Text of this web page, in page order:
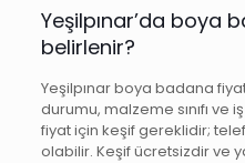
Yeşilpınar’da boya
belirlenir?
Yeşilpınar boya badana
durumu, malzeme sınıfı ve
fiyat için keşif gereklidir;
olabilir. Keşif ücretsizdir ve